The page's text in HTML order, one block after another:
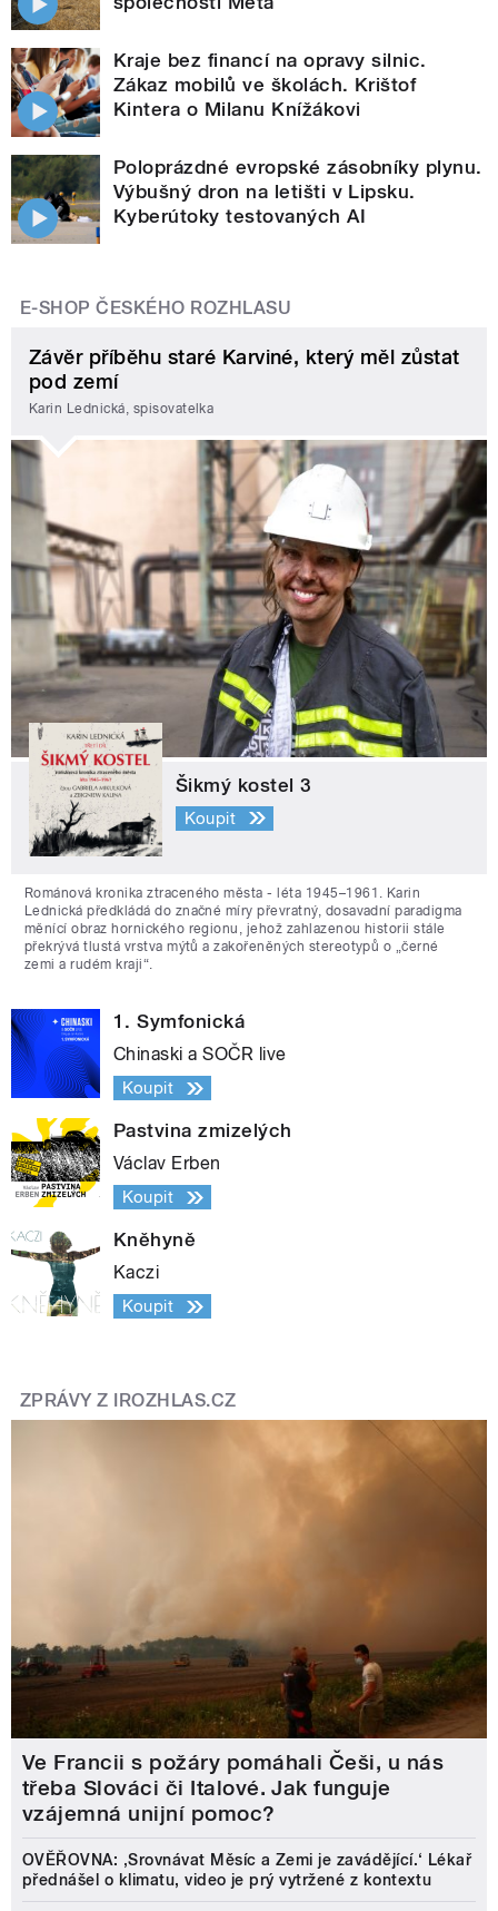
Kraje bez financí na opravy silnic.
Zákaz mobilů ve školách. Krištof
Kintera o Milanu Knížákovi
Poloprázdné evropské zásobníky plynu.
Výbušný dron na letišti v Lipsku.
Kyberútoky testovaných AI
E-SHOP ČESKÉHO ROZHLASU
Závěr příběhu staré Karviné, který měl zůstat
pod zemí
Karin Lednická, spisovatelka
Šikmý kostel 3
Koupit
Románová kronika ztraceného města - léta 1945–1961. Karin
Lednická předkládá do značné míry převratný, dosavadní paradigma
měnící obraz hornického regionu, jehož zahlazenou historii stále
překrývá tlustá vrstva mýtů a zakořeněných stereotypů o „černé
zemi a rudém kraji“.
1. Symfonická
Chinaski a SOČR live
Koupit
Pastvina zmizelých
Václav Erben
Koupit
Kněhyně
Kaczi
Koupit
ZPRÁVY Z IROZHLAS.CZ
Ve Francii s požáry pomáhali Češi, u nás
třeba Slováci či Italové. Jak funguje
vzájemná unijní pomoc?
OVĚŘOVNA: ‚Srovnávat Měsíc a Zemi je zavádějící.‘ Lékař
přednášel o klimatu, video je prý vytržené z kontextu